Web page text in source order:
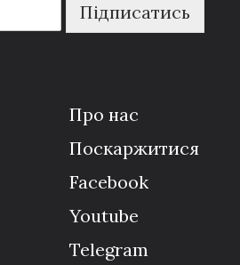
Підписатись
Про нас
Поскаржитися
Facebook
Youtube
Telegram